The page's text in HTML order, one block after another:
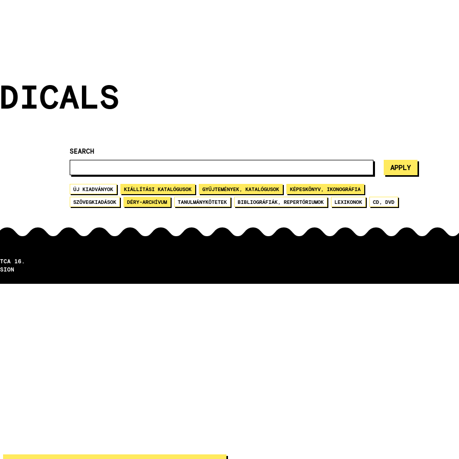
SEARCH
ÚJ KIADVÁNYOK KIÁLLÍTÁSI KATALÓGUSOK GYŰJTEMÉNYEK, KATALÓGUSOK KÉPESKÖNYV, IKONOGRÁFIA
SZÖVEGKIADÁSOK DÉRY-ARCHÍVUM TANULMÁNYKÖTETEK BIBLIOGRÁFIÁK, REPERTÓRIUMOK LEXIKONOK CD, DVD
16.